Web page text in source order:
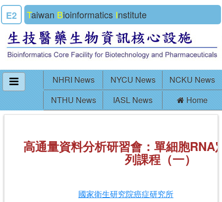
E2 Taiwan Bioinformatics Institute
NHRI News NYCU News
NCKU News
NTHU News
IASL News Home
高通量資料分析研習會：單細胞RNA
列課程（一）
國家衛生研究院癌症研究所